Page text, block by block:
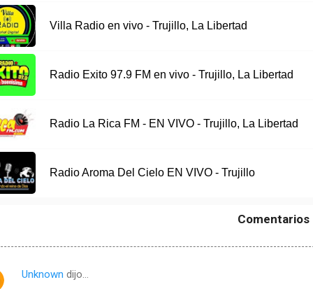
Villa Radio en vivo - Trujillo, La Libertad
Radio Exito 97.9 FM en vivo - Trujillo, La Libertad
Radio La Rica FM - EN VIVO - Trujillo, La Libertad
Radio Aroma Del Cielo EN VIVO - Trujillo
Comentarios
Unknown dijo…